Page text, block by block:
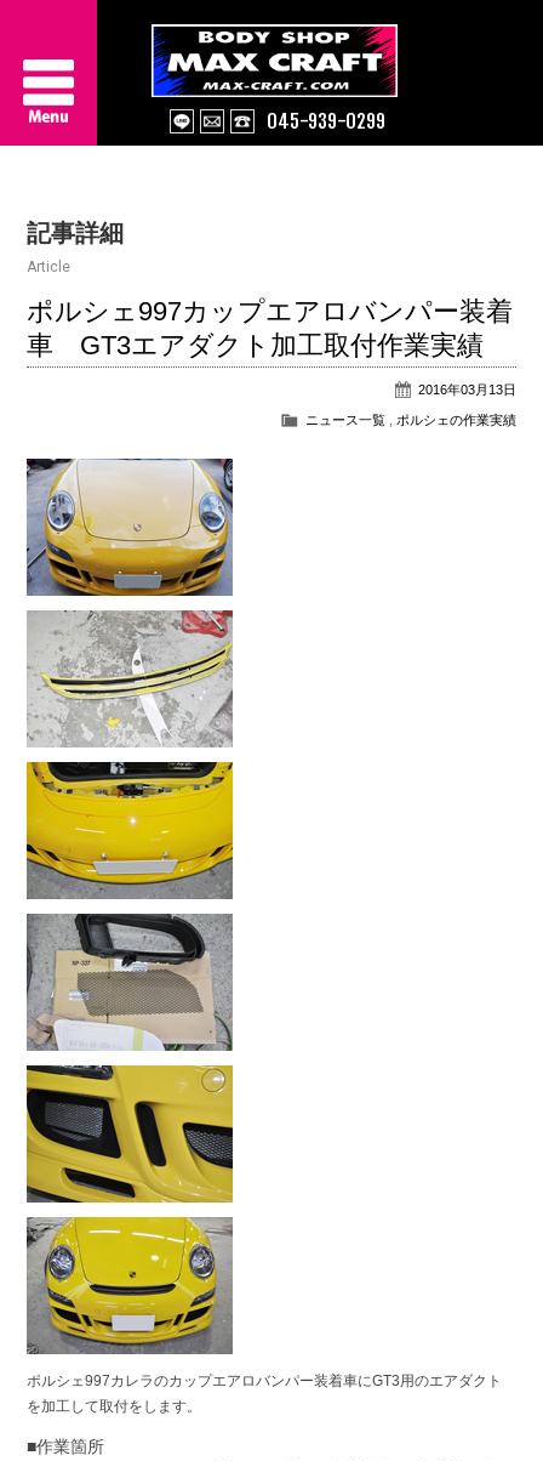
045-939-0299
About Us
Works
Information
記事詳細
Article
ポルシェ997カップエアロバンパー装着
車 GT3エアダクト加工取付作業実績
2016年03月13日
ニュース一覧, ポルシェの作業実績
ポルシェ997カレラのカップエアロバンパー装着車にGT3用のエアダクト
を加工して取付をします。
■作業箇所